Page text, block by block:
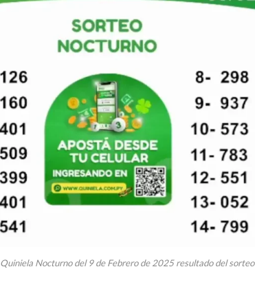
Quiniela Nocturno del 9 de Febrero de 2025 resultado del sorteo